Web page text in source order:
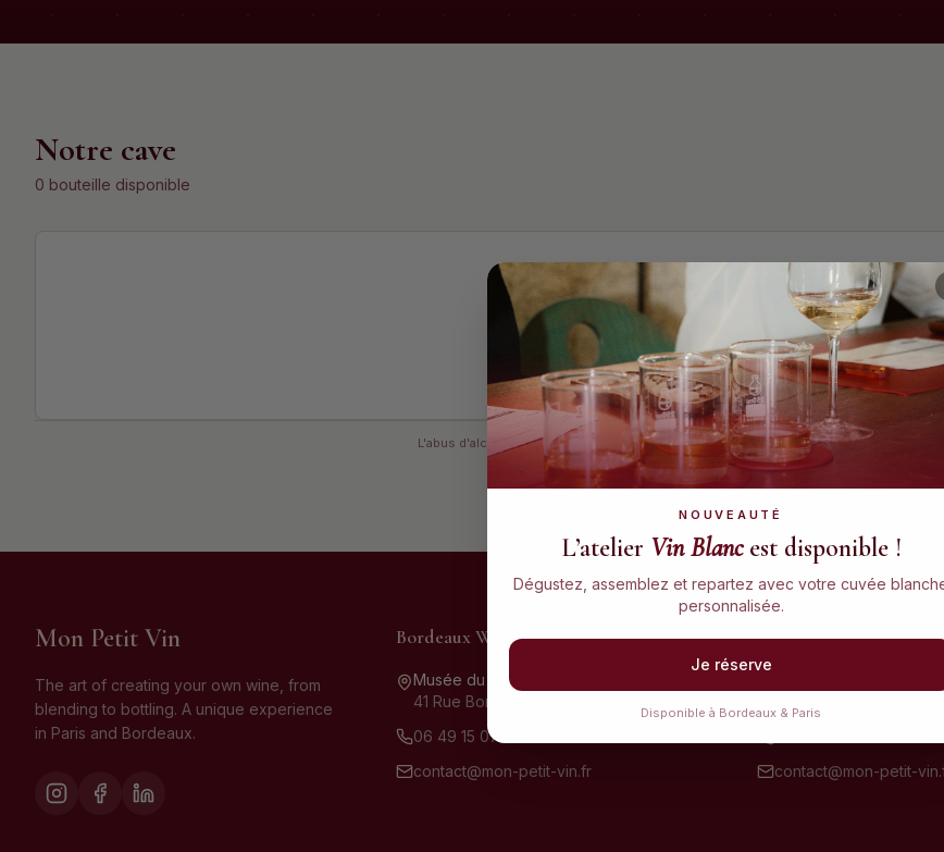
NOUVEAUTÉ
L’atelier Vin Blancest disponible !
Dégustez, assemblez et repartez avec votre cuvée
personnalisée.
Je réserve
Disponible à Bordeaux & Paris
Notre cave
0 bouteille disponible
Aucun vin ne correspond à votre recherche.
L'abus d'alcool est dangereux pour la santé. À consommer avec modération. Vente
Mon Petit Vin
The art of creating your own wine, from
blending to bottling. A unique experience
in Paris and Bordeaux.
Bordeaux Workshop
Musée du Vin & du Négoce
41 Rue Borie, 33300 Bordeaux
06 49 15 07 34
contact@mon-petit-vin.fr
Paris Workshop
5 Sq. Charles Dickens,
contact@mon-petit-